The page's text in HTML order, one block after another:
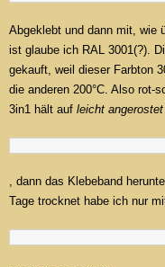
Abgeklebt und dann mit, wie
ist glaube ich RAL 3001(?).
gekauft, weil dieser Farbton
die anderen 200°C. Also rot-
3in1 hält auf leicht angerostet
, dann das Klebeband
Tage trocknet habe ich nur